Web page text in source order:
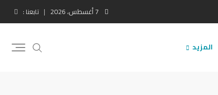
7 أغسطس، 2026 تابعنا :
المزيد